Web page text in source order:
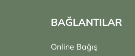
BAĞLANTILAR
Online Bağış